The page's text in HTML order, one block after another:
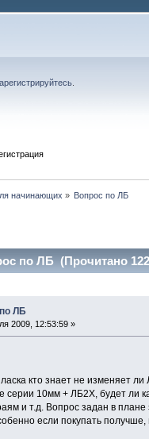
начинающих » Вопрос по ЛБ
по ЛБ (Прочитано
ЛБ
2009, 12:53:59 »
кто знает не изменяет
серии 10мм + ЛБ2Х, будет ли
и т.д. Вопрос задан в
если покупать